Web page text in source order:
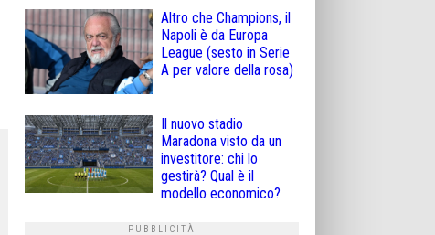
Altro che Champions, il
Napoli è da Europa
League (sesto in Serie
A per valore della rosa)
Il nuovo stadio
Maradona visto da un
investitore: chi lo
gestirà? Qual è il
modello economico?